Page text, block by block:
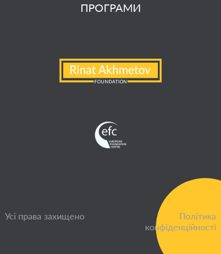
ПРОГРАМИ
Усі права захищено
Політика
конфіденційності